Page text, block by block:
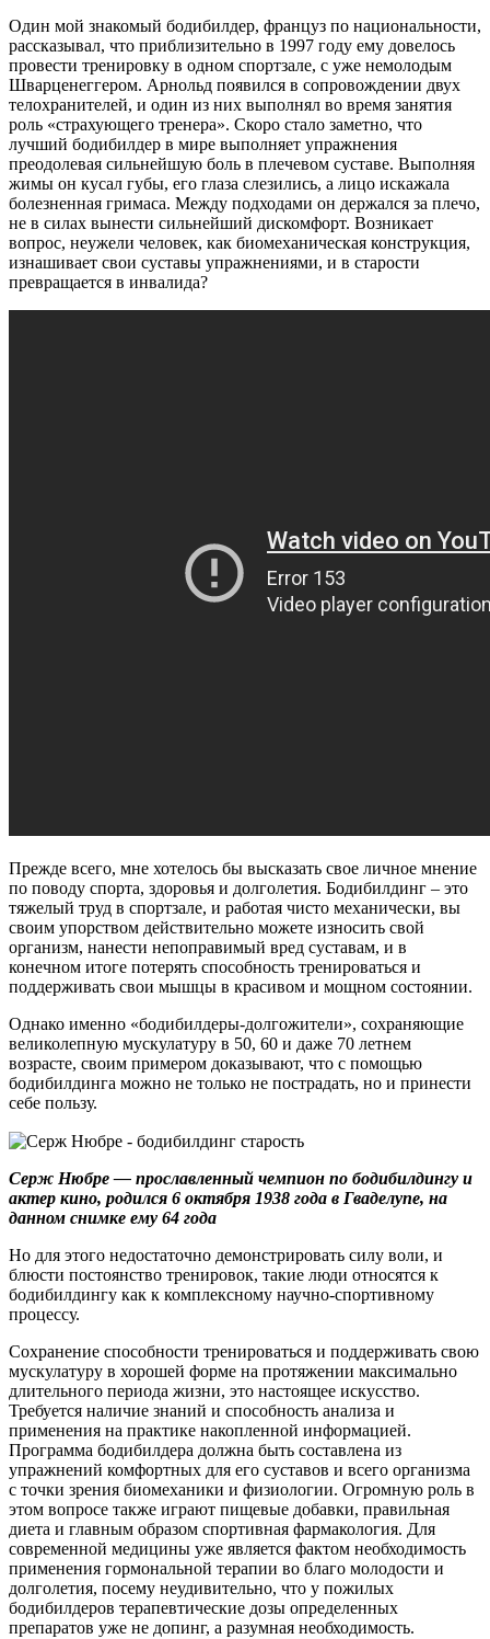
Один мой знакомый бодибилдер, француз по национальности,
рассказывал, что приблизительно в 1997 году ему довелось
провести тренировку в одном спортзале, с уже немолодым
Шварценеггером. Арнольд появился в сопровождении двух
телохранителей, и один из них выполнял во время занятия
роль «страхующего тренера». Скоро стало заметно, что
лучший бодибилдер в мире выполняет упражнения
преодолевая сильнейшую боль в плечевом суставе. Выполняя
жимы он кусал губы, его глаза слезились, а лицо искажала
болезненная гримаса. Между подходами он держался за плечо,
не в силах вынести сильнейший дискомфорт. Возникает
вопрос, неужели человек, как биомеханическая конструкция,
изнашивает свои суставы упражнениями, и в старости
превращается в инвалида?
Прежде всего, мне хотелось бы высказать свое личное мнение
по поводу спорта, здоровья и долголетия. Бодибилдинг – это
тяжелый труд в спортзале, и работая чисто механически, вы
своим упорством действительно можете износить свой
организм, нанести непоправимый вред суставам, и в
конечном итоге потерять способность тренироваться и
поддерживать свои мышцы в красивом и мощном состоянии.
Однако именно «бодибилдеры-долгожители», сохраняющие
великолепную мускулатуру в 50, 60 и даже 70 летнем
возрасте, своим примером доказывают, что с помощью
бодибилдинга можно не только не пострадать, но и принести
себе пользу.
Серж Нюбре — прославленный чемпион по бодибилдингу и
актер кино, родился 6 октября 1938 года в Гваделупе, на
данном снимке ему 64 года
Но для этого недостаточно демонстрировать силу воли, и
блюсти постоянство тренировок, такие люди относятся к
бодибилдингу как к комплексному научно-спортивному
процессу.
Сохранение способности тренироваться и поддерживать свою
мускулатуру в хорошей форме на протяжении максимально
длительного периода жизни, это настоящее искусство.
Требуется наличие знаний и способность анализа и
применения на практике накопленной информацией.
Программа бодибилдера должна быть составлена из
упражнений комфортных для его суставов и всего организма
с точки зрения биомеханики и физиологии. Огромную роль в
этом вопросе также играют пищевые добавки, правильная
диета и главным образом спортивная фармакология. Для
современной медицины уже является фактом необходимость
применения гормональной терапии во благо молодости и
долголетия, посему неудивительно, что у пожилых
бодибилдеров терапевтические дозы определенных
препаратов уже не допинг, а разумная необходимость.